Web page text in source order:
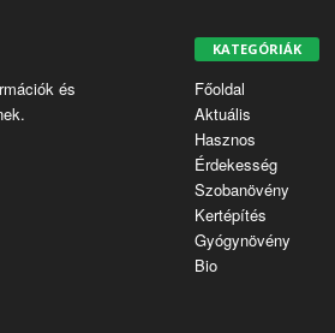
és
KATEGÓRIÁK
Főoldal
Aktuális
Hasznos
Érdekesség
Szobanövény
Kertépítés
Gyógynövény
Bio